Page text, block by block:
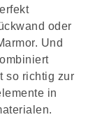
oder
Und
so richtig zur
in